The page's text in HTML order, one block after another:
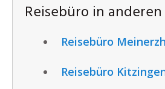
Reisebüro in
Reisebüro
Reisebüro